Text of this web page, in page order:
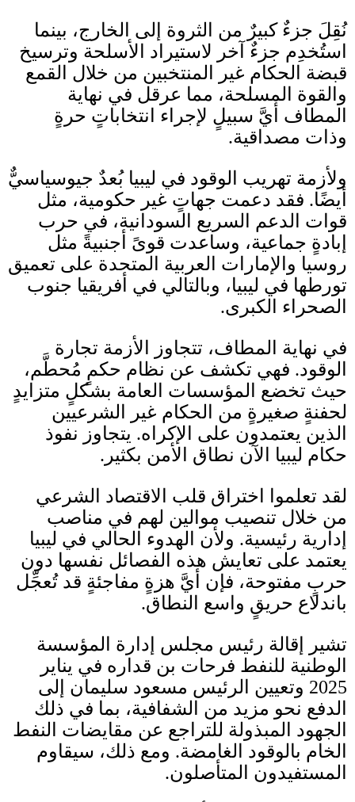
نُقِلَ جزءٌ كبيرٌ من الثروة إلى الخارج، بينما
استُخدِم جزءٌ آخر لاستيراد الأسلحة وترسيخ
قبضة الحكام غير المنتخبين من خلال القمع
والقوة المسلحة، مما عرقل في نهاية
المطاف أيَّ سبيلٍ لإجراء انتخاباتٍ حرةٍ
وذات مصداقية.
ولأزمة تهريب الوقود في ليبيا بُعدٌ جيوسياسيٌّ
أيضًا. فقد دعمت جهاتٍ غير حكومية، مثل
قوات الدعم السريع السودانية، في حرب
إبادةٍ جماعية، وساعدت قوىً أجنبيةً مثل
روسيا والإمارات العربية المتحدة على تعميق
تورطها في ليبيا، وبالتالي في أفريقيا جنوب
الصحراء الكبرى.
في نهاية المطاف، تتجاوز الأزمة تجارة
الوقود. فهي تكشف عن نظام حكمٍ مُحطَّم،
حيث تخضع المؤسسات العامة بشكلٍ متزايدٍ
لحفنةٍ صغيرةٍ من الحكام غير الشرعيين
الذين يعتمدون على الإكراه. يتجاوز نفوذ
حكام ليبيا الآن نطاق الأمن بكثير .
لقد تعلموا اختراق قلب الاقتصاد الشرعي
من خلال تنصيب موالين لهم في مناصب
إدارية رئيسية. ولأن الهدوء الحالي في ليبيا
يعتمد على تعايش هذه الفصائل نفسها دون
حربٍ مفتوحة، فإن أيَّ هزةٍ مفاجئةٍ قد تُعجِّل
باندلاع حريقٍ واسع النطاق.
تشير إقالة رئيس مجلس إدارة المؤسسة
الوطنية للنفط فرحات بن قداره في يناير
2025 وتعيين الرئيس مسعود سليمان إلى
الدفع نحو مزيد من الشفافية، بما في ذلك
الجهود المبذولة للتراجع عن مقايضات النفط
الخام بالوقود الغامضة. ومع ذلك، سيقاوم
المستفيدون المتأصلون.